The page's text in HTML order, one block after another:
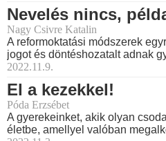
Nevelés nincs,
Nagy Csivre Katalin
A reformoktatási módszerek
jogot és döntéshozatalt adnak
2022.11.9.
El a kezekkel!
Póda Erzsébet
A gyerekeinket, akik olyan
életbe, amellyel valóban